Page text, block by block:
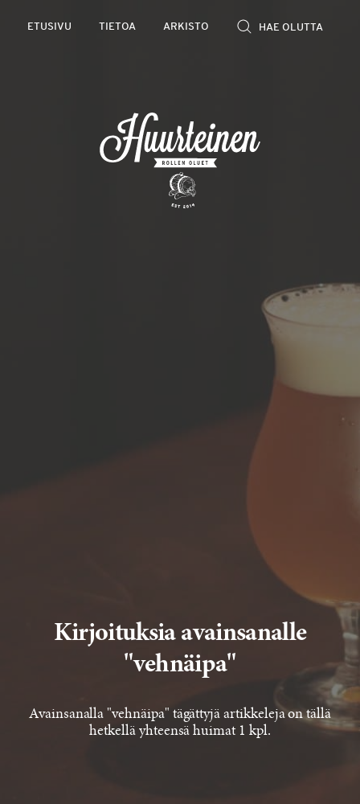
ETUSIVU TIETOA ARKISTO
Kirjoituksia avainsanalle
"vehnäipa"
Avainsanalla "vehnäipa" tägättyjä artikkeleja on tällä
hetkellä yhteensä huimat 1 kpl.